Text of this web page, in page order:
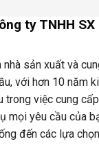
ty TNHH
sản xuất và
với hơn 10 năm
trong việc cung
mọi yêu cầu của
đến các lựa